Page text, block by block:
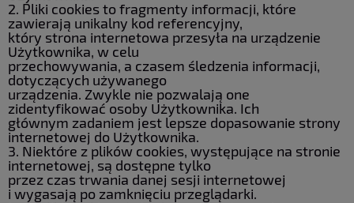
2. Pliki cookies to fragmenty informacji, które
zawierają unikalny kod referencyjny,
który strona internetowa przesyła na urządzenie
Użytkownika, w celu
przechowywania, a czasem śledzenia informacji,
dotyczących używanego
urządzenia. Zwykle nie pozwalają one
zidentyfikować osoby Użytkownika. Ich
głównym zadaniem jest lepsze dopasowanie strony
internetowej do Użytkownika.
3. Niektóre z plików cookies, występujące na stronie
internetowej, są dostępne tylko
przez czas trwania danej sesji internetowej
i wygasają po zamknięciu przeglądarki.